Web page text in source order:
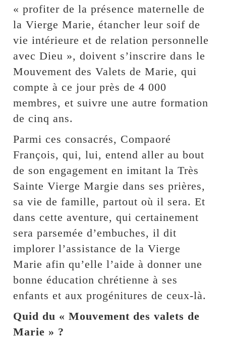
« profiter de la présence maternelle de
la Vierge Marie, étancher leur soif de
vie intérieure et de relation personnelle
avec Dieu », doivent s’inscrire dans le
Mouvement des Valets de Marie, qui
compte à ce jour près de 4 000
membres, et suivre une autre formation
de cinq ans.
Parmi ces consacrés, Compaoré
François, qui, lui, entend aller au bout
de son engagement en imitant la Très
Sainte Vierge Margie dans ses prières,
sa vie de famille, partout où il sera. Et
dans cette aventure, qui certainement
sera parsemée d’embuches, il dit
implorer l’assistance de la Vierge
Marie afin qu’elle l’aide à donner une
bonne éducation chrétienne à ses
enfants et aux progénitures de ceux-là.
Quid du « Mouvement des valets de
Marie » ?